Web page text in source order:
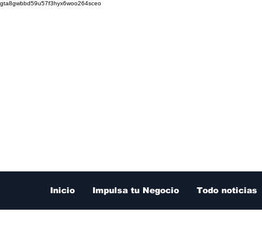
gta8gwbbd59u57f3hyx6woo264sceo
Inicio Impulsa tu Negocio Todo noticias